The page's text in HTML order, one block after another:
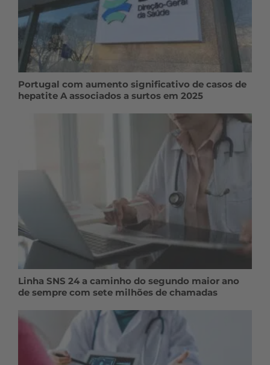
Portugal com aumento significativo de casos de
hepatite A associados a surtos em 2025
Linha SNS 24 a caminho do segundo maior ano
de sempre com sete milhões de chamadas